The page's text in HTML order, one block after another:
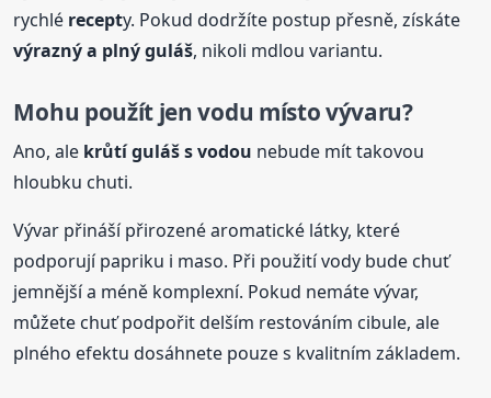
rychlé recepty. Pokud dodržíte postup přesně, získáte
výrazný a plný guláš, nikoli mdlou variantu.
Mohu použít jen vodu místo vývaru?
Ano, ale krůtí guláš s vodou nebude mít takovou
hloubku chuti.
Vývar přináší přirozené aromatické látky, které
podporují papriku i maso. Při použití vody bude chuť
jemnější a méně komplexní. Pokud nemáte vývar,
můžete chuť podpořit delším restováním cibule, ale
plného efektu dosáhnete pouze s kvalitním základem.